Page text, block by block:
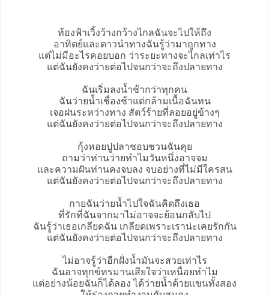
ท้องฟ้าเวิ้งว้างกว้างไกลฉันจะไปให้ถึง
อาทิตย์และดาวนำทางฉันรู้ว่ามาถูกทาง
แต่ไม่มีอะไรคอยบอก ว่าระยะทางจะไกลเท่าไร
แต่ฉันยังคงว่ายต่อไปจนกว่าจะถึงปลายทาง
ฉันเริ่มลงน้ำช้ากว่าทุกคน
ฉันว่ายน้ำเชื่องช้าแต่กล้ามเนื้อฉันทน
เจอฝนระหว่างทาง สัตว์ร้ายที่ลอยอยู่ข้างๆ
แต่ฉันยังคงว่ายต่อไปจนกว่าจะถึงปลายทาง
กุ้งหอยปูปลาชอบชวนฉันคุย
ถามว่าท่านว่ายทำไมวันหนึ่งอาจจม
และความฝันท่านคงจบลง จบอย่างที่ไม่มีใครสน
แต่ฉันยังคงว่ายต่อไปจนกว่าจะถึงปลายทาง
กายฉันว่ายน้ำไปใจฉันคิดถึงเธอ
ที่รักที่ฉันจากมาไม่อาจจะย้อนกลับไป
ฉันรู้ว่าเธอเกลียดฉัน เกลียดเพราะเราน่ะเคยรักกัน
แต่ฉันยังคงว่ายต่อไปจนกว่าจะถึงปลายทาง
ไม่อาจรู้ว่าอีกฝั่งน้ำมันจะสวยเท่าไร
ฉันอาจทุกข์ทรมานเสียใจว่าเหนื่อยทำไม
แต่อย่างน้อยฉันก็ได้ลอง ได้ว่ายน้ำด้วยแขนทั้งสอง